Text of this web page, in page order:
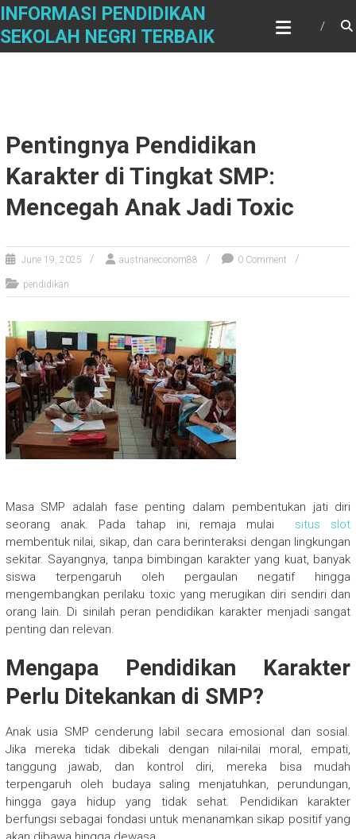
Skip
content
INFORMASI PENDIDIKAN
SEKOLAH NEGRI TERBAIK
Pentingnya Pendidikan
Karakter di Tingkat SMP:
Mencegah Anak Jadi Toxic
June 19, 2025 austrianeconom88 0 Comment
pendidikan
Masa SMP adalah fase penting dalam pembentukan jati diri
seorang anak. Pada tahap ini, remaja mulai situs slot
membentuk nilai, sikap, dan cara berinteraksi dengan lingkungan
sekitar. Sayangnya, tanpa bimbingan karakter yang kuat, banyak
siswa terpengaruh oleh pergaulan negatif hingga
mengembangkan perilaku toxic yang merugikan diri sendiri dan
orang lain. Di sinilah peran pendidikan karakter menjadi sangat
penting dan relevan.
Mengapa Pendidikan Karakter
Perlu Ditekankan di SMP?
Anak usia SMP cenderung labil secara emosional dan sosial.
Jika mereka tidak dibekali dengan nilai-nilai moral, empati,
tanggung jawab, dan kontrol diri, mereka bisa mudah
terpengaruh oleh budaya saling menjatuhkan, perundungan,
hingga gaya hidup yang tidak sehat. Pendidikan karakter
berfungsi sebagai fondasi untuk menanamkan sikap positif yang